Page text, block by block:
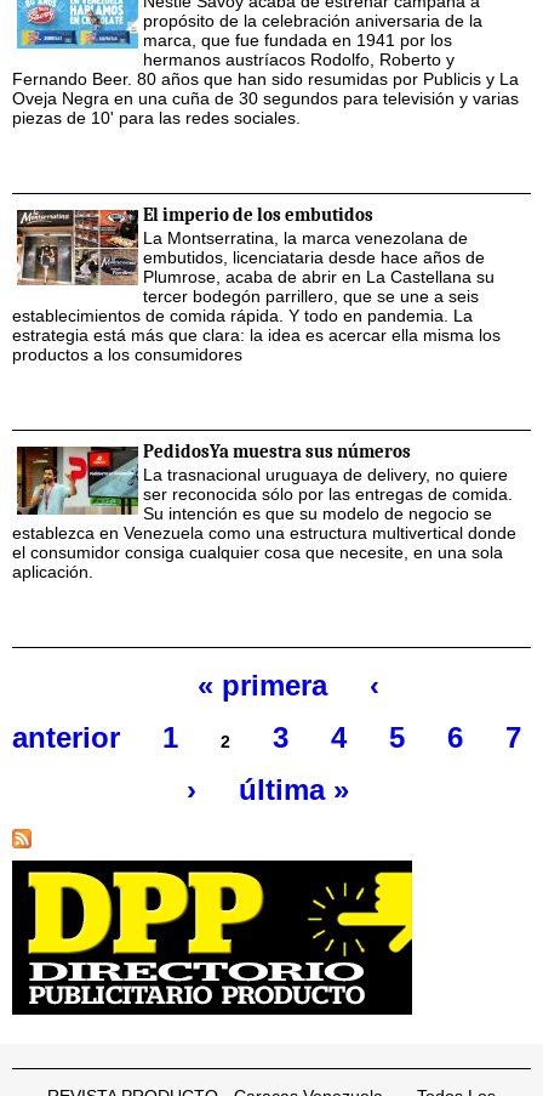
propósito de la celebración aniversaria de la
marca, que fue fundada en 1941 por los
hermanos austríacos Rodolfo, Roberto y
Fernando Beer. 80 años que han sido resumidas por Publicis y La
Oveja Negra en una cuña de 30 segundos para televisión y varias
piezas de 10' para las redes sociales.
El imperio de los embutidos
La Montserratina, la marca venezolana de
embutidos, licenciataria desde hace años de
Plumrose, acaba de abrir en La Castellana su
tercer bodegón parrillero, que se une a seis
establecimientos de comida rápida. Y todo en pandemia. La
estrategia está más que clara: la idea es acercar ella misma los
productos a los consumidores
PedidosYa muestra sus números
La trasnacional uruguaya de delivery, no quiere
ser reconocida sólo por las entregas de comida.
Su intención es que su modelo de negocio se
establezca en Venezuela como una estructura multivertical donde
el consumidor consiga cualquier cosa que necesite, en una sola
aplicación.
Páginas
« primera
‹
anterior
1 2 3 4 5 6
7
›
última »